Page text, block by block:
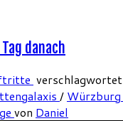
danach
verschlagwortet
/ Würzburg
von Daniel